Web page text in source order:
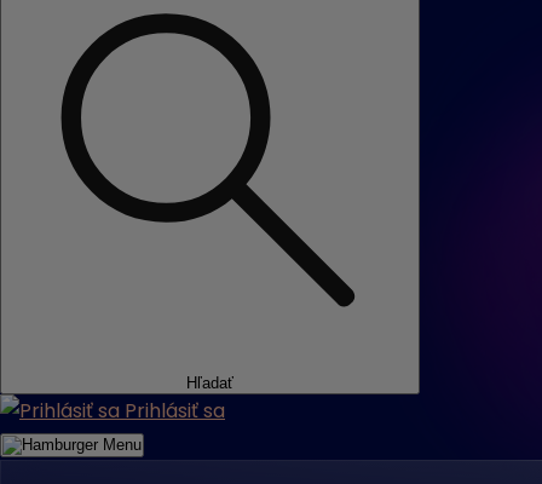
Hľadať
Prihlásiť sa
Menu